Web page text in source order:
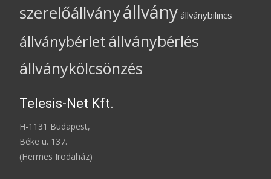
szerelőállványállvány állványbilincs
állványbérletállványbérlés
állványkölcsönzés
Telesis-Net Kft.
H-1131 Budapest,
Béke u. 137.
(Hermes Irodaház)